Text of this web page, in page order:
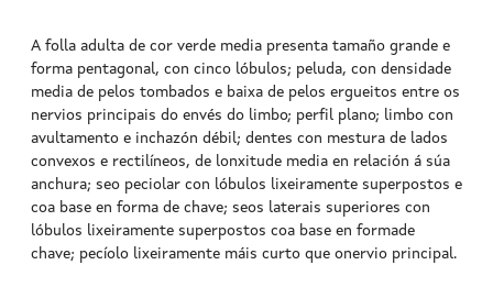
A folla adulta de cor verde media presenta tamaño grande e
forma pentagonal, con cinco lóbulos; peluda, con densidade
media de pelos tombados e baixa de pelos ergueitos entre os
nervios principais do envés do limbo; perfil plano; limbo con
avultamento e inchazón débil; dentes con mestura de lados
convexos e rectilíneos, de lonxitude media en relación á súa
anchura; seo peciolar con lóbulos lixeiramente superpostos e
coa base en forma de chave; seos laterais superiores con
lóbulos lixeiramente superpostos coa base en formade
chave; pecíolo lixeiramente máis curto que onervio principal.